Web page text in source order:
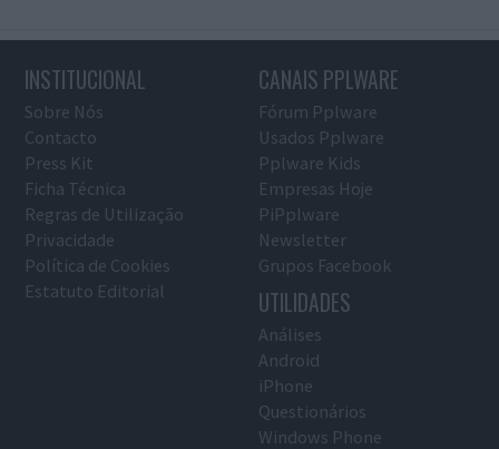
INSTITUCIONAL
Sobre Nós
Contacto
Press Kit
Ficha Técnica
Regras de Utilização
Privacidade
Política de Cookies
Estatuto Editorial
CANAIS PPLWARE
Fórum Pplware
Usados Pplware
Pplware Kids
Empresas Hoje
PiPplware
Newsletter
Grupos Facebook
UTILIDADES
Análises
Android
iPhone
Questionários
Windows Phone